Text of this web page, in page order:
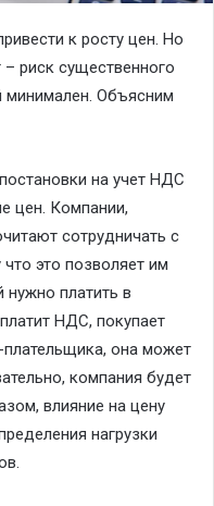
к росту цен. Но
– риск существенного
минимален. Объясним
на учет НДС
цен. Компании,
сотрудничать с
это позволяет им
нужно платить в
НДС, покупает
она может
компания будет
влияние на цену
нагрузки